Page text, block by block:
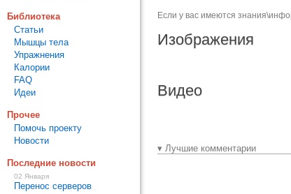
Если у вас имеются
Изображения
Видео
▾ Лучшие комментарии
Библиотека
Статьи
Мышцы тела
Упражнения
Калории
FAQ
Идеи
Прочее
Помочь проекту
Новости
Последние новости
02 Января
Перенос серверов